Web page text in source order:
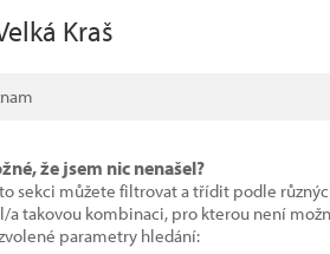
Kraš
že jsem nic nenašel?
sekci můžete filtrovat a třídit podle
a takovou kombinaci, pro kterou není
parametry hledání: